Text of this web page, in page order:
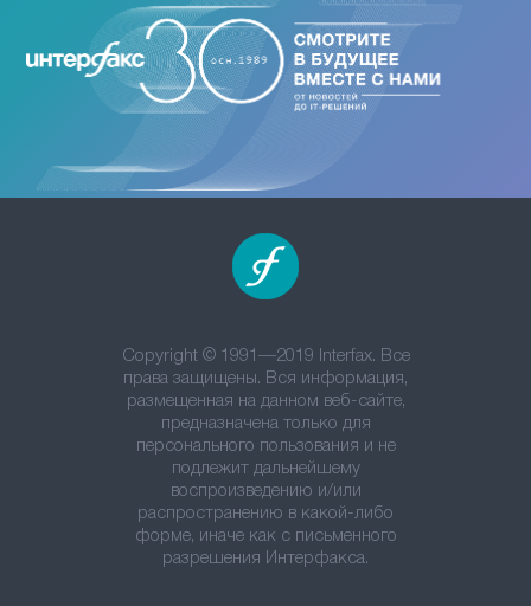
Copyright © 1991—2019 Interfax. Все
права защищены. Вся информация,
размещенная на данном веб-сайте,
предназначена только для
персонального пользования и не
подлежит дальнейшему
воспроизведению и/или
распространению в какой-либо
форме, иначе как с письменного
разрешения Интерфакса.